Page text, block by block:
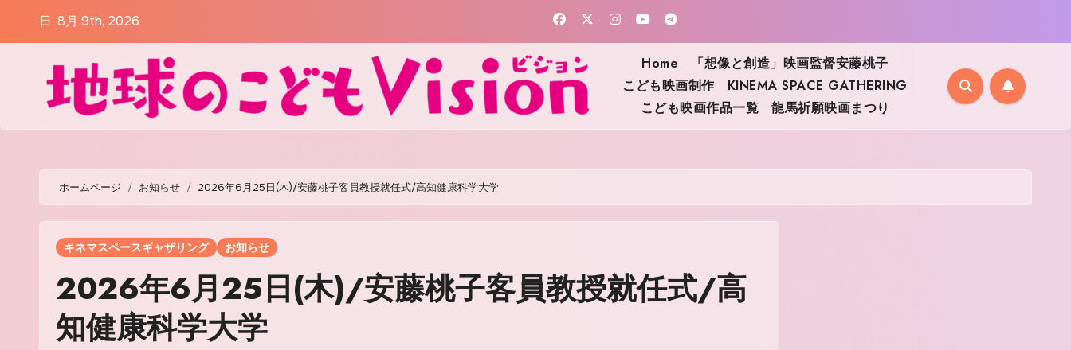
日. 8月 9th, 2026
Home
「想像と創造」映画監督安藤桃子
こども映画制作
KINEMA SPACE GATHERING
こども映画作品一覧
龍馬祈願映画まつり
ホームページ お知らせ 2026年6月25日(木)/安藤桃子客員教授就任式/高知健康科学大学
キネマスペースギャザリング お知らせ
2026年6月25日(木)/安藤桃子客員教授就任式/高
知健康科学大学